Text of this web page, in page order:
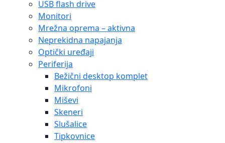
USB flash drive
Monitori
Mrežna oprema – aktivna
Neprekidna napajanja
Optički uređaji
Periferija
Bežični desktop komplet
Mikrofoni
Miševi
Skeneri
Slušalice
Tipkovnice